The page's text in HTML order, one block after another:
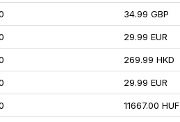
34.99 GBP
29.99 EUR
269.99 HKD
29.99 EUR
11667.00 HUF